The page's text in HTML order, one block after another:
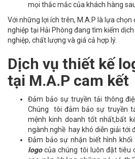
mọi thắc mắc của khách hàng
Với những lợi ích trên, M.A.P là lựa
nghiệp tại Hải Phòng đang tìm kiếm
nghiệp, chất lượng và giá cả hợp lý.
Dịch vụ thiết kế
tại M.A.P cam kết
Đảm bảo sự truyền tải thông
Chúng tôi đảm bảo sự truyền
mệnh kinh doanh tốt nhất,bất
ngành nghề hay khó diễn giải tới
Đảm bảo sự nhận biết hình
logocủa chúng tôi luôn đặt tiêu